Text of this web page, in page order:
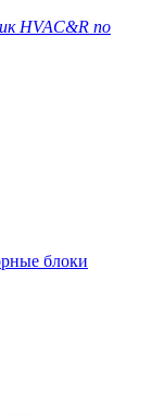
HVAC&R по
блоки